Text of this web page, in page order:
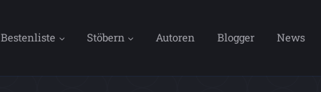
Bestenliste Stöbern Autoren Blogger News